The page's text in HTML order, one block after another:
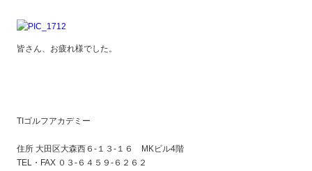
皆さん、お疲れ様でした。
TIゴルフアカデミー
住所 大田区大森西６-１３-１６ MKビル4階
TEL・FAX ０３-６４５９-６２６２